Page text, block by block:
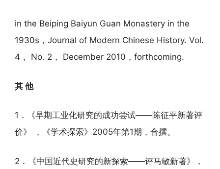
in the Beiping Baiyun Guan Monastery in the
1930s，Journal of Modern Chinese History. Vol.
4， No. 2， December 2010，forthcoming.
其 他
1．《早期工业化研究的成功尝试——陈征平新著评
价》 ，《学术探索》2005年第1期，合撰。
2．《中国近代史研究的新探索——评马敏新著》，